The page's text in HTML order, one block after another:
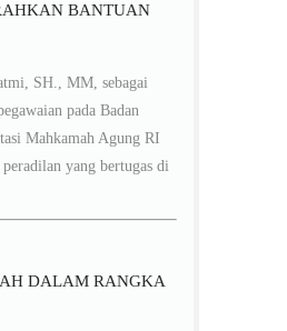
BANTUAN
SH., MM, sebagai
pada Badan
Mahkamah Agung RI
yang bertugas di
DALAM RANGKA